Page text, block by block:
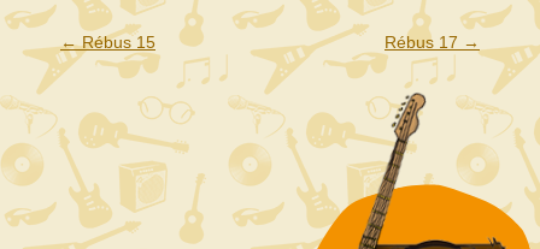
Navigation
l’article
←Rébus 15 Rébus 17 →